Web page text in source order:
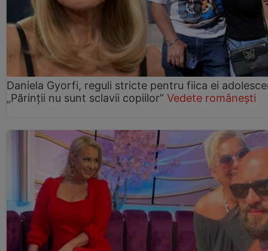
Daniela Gyorfi, reguli stricte pentru fiica ei
„Părinții nu sunt sclavii copiilor” Vedete românești